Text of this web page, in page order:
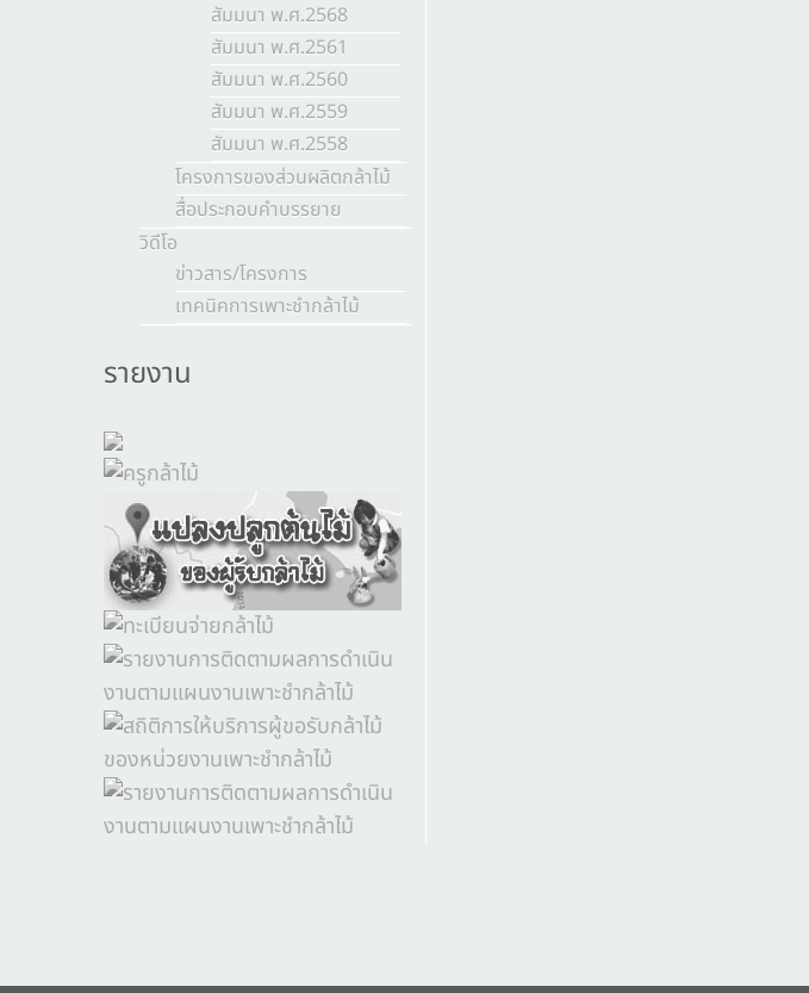
สัมมนา พ.ศ.2568
สัมมนา พ.ศ.2561
สัมมนา พ.ศ.2560
สัมมนา พ.ศ.2559
สัมมนา พ.ศ.2558
โครงการของส่วนผลิตกล้าไม้
สื่อประกอบคำบรรยาย
วิดีโอ
ข่าวสาร/โครงการ
เทคนิคการเพาะชำกล้าไม้
รายงาน